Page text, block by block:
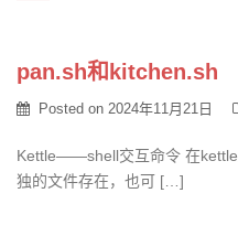
pan.sh和kitchen.sh
Posted on 2024年11月21日
Kettle——shell交互命令 在
独的文件存在，也可 […]